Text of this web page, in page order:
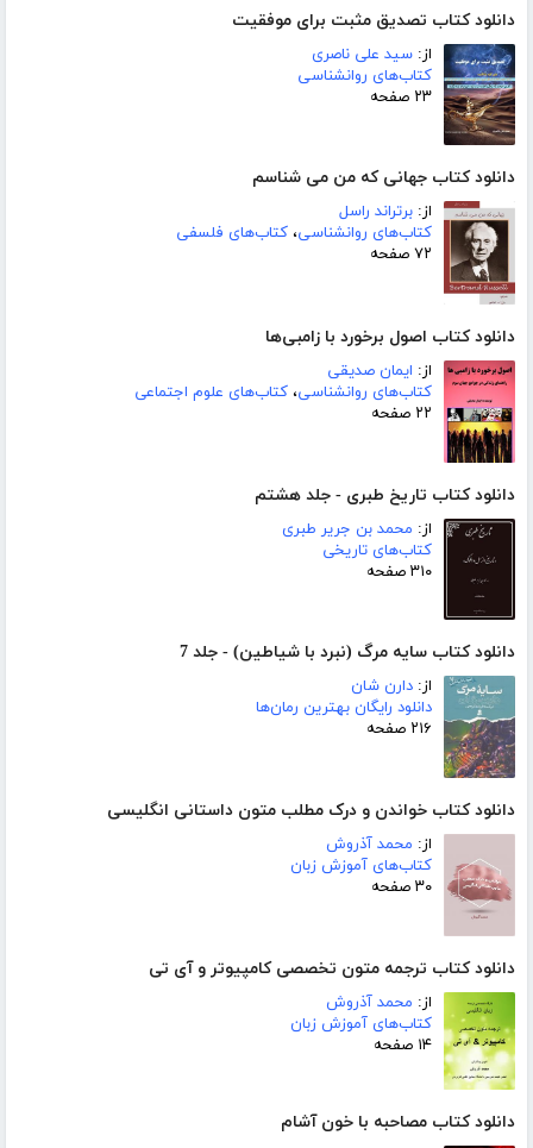
دانلود کتاب تصدیق مثبت برای موفقیت
از: سید علی ناصری
کتاب‌های روانشناسی
۲۳ صفحه
دانلود کتاب جهانی که من می شناسم
از: برتراند راسل
کتاب‌های روانشناسی، کتاب‌های فلسفی
۷۲ صفحه
دانلود کتاب اصول برخورد با زامبی‌ها
از: ایمان صدیقی
کتاب‌های روانشناسی، کتاب‌های علوم اجتماعی
۲۲ صفحه
دانلود کتاب تاریخ طبری - جلد هشتم
از: محمد بن جریر طبری
کتاب‌های تاریخی
۳۱۰ صفحه
دانلود کتاب سایه مرگ (نبرد با شیاطین) - جلد 7
از: دارن شان
دانلود رایگان بهترین رمان‌ها
۲۱۶ صفحه
دانلود کتاب خواندن و درک مطلب متون داستانی انگلیسی
از: محمد آذروش
کتاب‌های آموزش زبان
۳۰ صفحه
دانلود کتاب ترجمه متون تخصصی کامپیوتر و آی تی
از: محمد آذروش
کتاب‌های آموزش زبان
۱۴ صفحه
دانلود کتاب مصاحبه با خون آشام